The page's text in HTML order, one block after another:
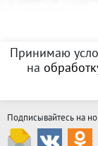
Принимаю
на
Подписывайтесь на